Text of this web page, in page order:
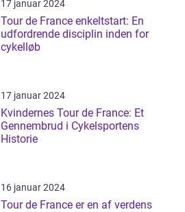
17 januar 2024
Tour de France enkeltstart: En
udfordrende disciplin inden for
cykelløb
17 januar 2024
Kvindernes Tour de France: Et
Gennembrud i Cykelsportens
Historie
16 januar 2024
Tour de France er en af verdens